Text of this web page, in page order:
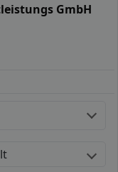
GmbH